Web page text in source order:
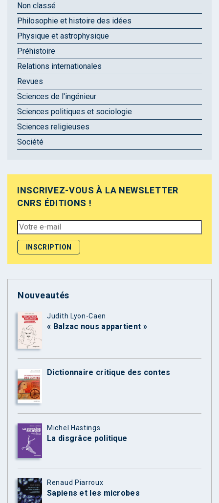
Non classé
Philosophie et histoire des idées
Physique et astrophysique
Préhistoire
Relations internationales
Revues
Sciences de l'ingénieur
Sciences politiques et sociologie
Sciences religieuses
Société
INSCRIVEZ-VOUS À LA NEWSLETTER
CNRS ÉDITIONS !
Nouveautés
Judith Lyon-Caen
« Balzac nous appartient »
Dictionnaire critique des contes
Michel Hastings
La disgrâce politique
Renaud Piarroux
Sapiens et les microbes